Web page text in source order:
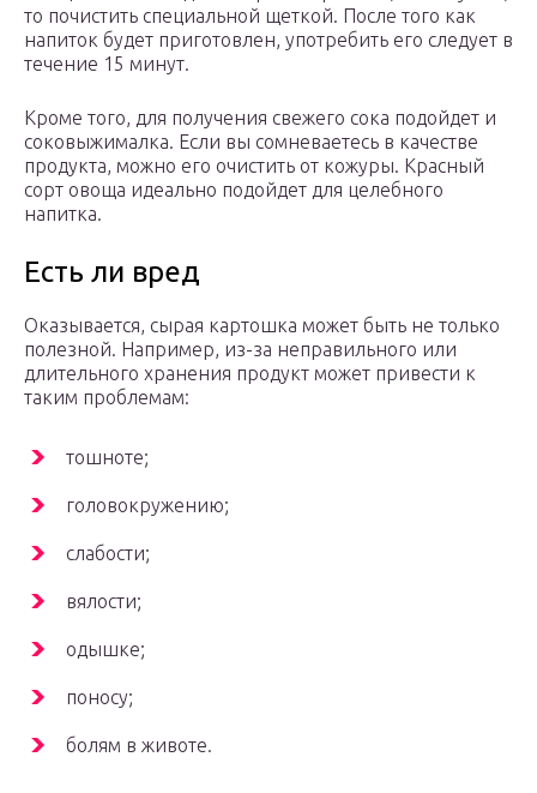
то почистить специальной щеткой. После того как
напиток будет приготовлен, употребить его следует в
течение 15 минут.
Кроме того, для получения свежего сока подойдет и
соковыжималка. Если вы сомневаетесь в качестве
продукта, можно его очистить от кожуры. Красный
сорт овоща идеально подойдет для целебного
напитка.
Есть ли вред
Оказывается, сырая картошка может быть не только
полезной. Например, из-за неправильного или
длительного хранения продукт может привести к
таким проблемам:
тошноте;
головокружению;
слабости;
вялости;
одышке;
поносу;
болям в животе.